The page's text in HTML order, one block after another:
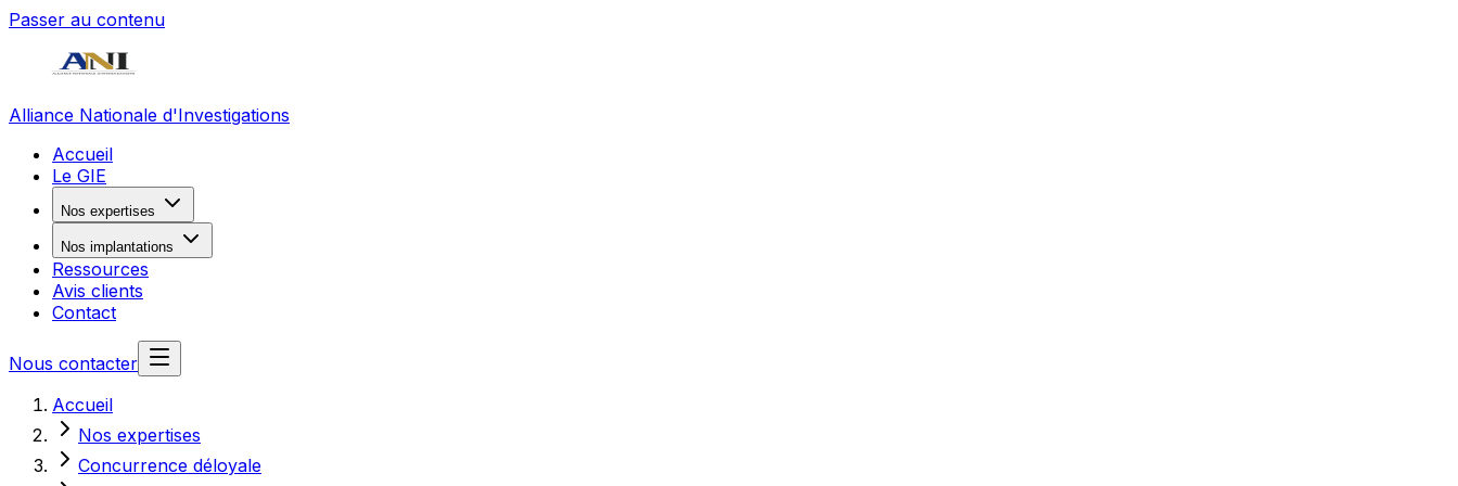
Passer au contenu
Alliance Nationale d'Investigations
Accueil
Le GIE
Nos expertises
Nos implantations
Ressources
Avis clients
Contact
Nous contacter
Accueil
Nos expertises
Concurrence déloyale